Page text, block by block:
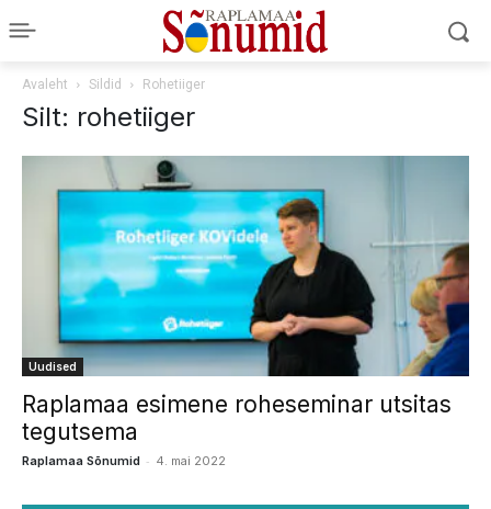
Avaleht Sildid Rohetiiger
Silt: rohetiiger
Uudised
Raplamaa esimene roheseminar utsitas
tegutsema
Raplamaa Sõnumid - 4. mai 2022